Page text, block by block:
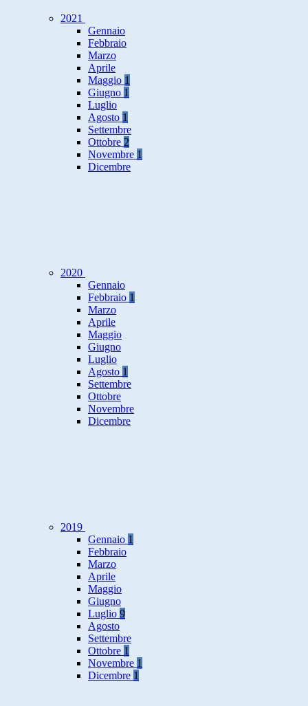
2021
Gennaio
Febbraio
Marzo
Aprile
Maggio 1
Giugno 1
Luglio
Agosto 1
Settembre
Ottobre 2
Novembre 1
Dicembre
2020
Gennaio
Febbraio 1
Marzo
Aprile
Maggio
Giugno
Luglio
Agosto 1
Settembre
Ottobre
Novembre
Dicembre
2019
Gennaio 1
Febbraio
Marzo
Aprile
Maggio
Giugno
Luglio 9
Agosto
Settembre
Ottobre 1
Novembre 1
Dicembre 1